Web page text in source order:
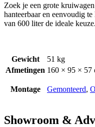
Zoek je een grote
hanteerbaar en eenvoudig
van 600 liter de ideale keuze.
Gewicht
51 kg
Afmetingen 160 × 95 × 57
Montage Gemonteerd,
Showroom &